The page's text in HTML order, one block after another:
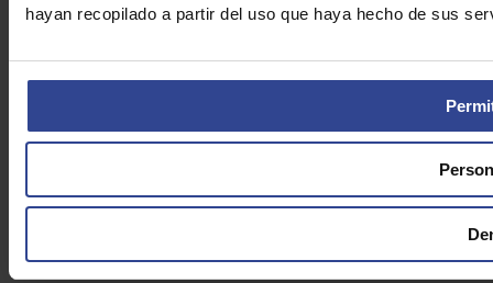
hayan recopilado a partir del uso que haya hecho de sus